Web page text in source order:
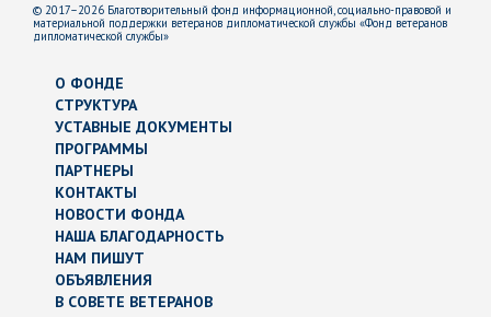
© 2017–2026 Благотворительный фонд информационной, социально-правовой и
материальной поддержки ветеранов дипломатической службы «Фонд ветеранов
дипломатической службы»
О ФОНДЕ
СТРУКТУРА
УСТАВНЫЕ ДОКУМЕНТЫ
ПРОГРАММЫ
ПАРТНЕРЫ
КОНТАКТЫ
НОВОСТИ ФОНДА
НАША БЛАГОДАРНОСТЬ
НАМ ПИШУТ
ОБЪЯВЛЕНИЯ
В СОВЕТЕ ВЕТЕРАНОВ